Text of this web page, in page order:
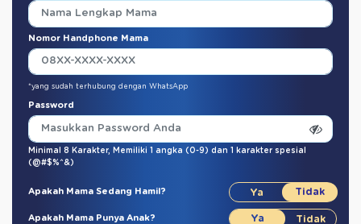
Nomor Handphone Mama
*yang sudah terhubung dengan WhatsApp
Password
Minimal 8 Karakter, Memiliki 1 angka (0-9) dan 1 karakter spesial
(@#$%^&)
Apakah Mama Sedang Hamil?
Apakah Mama Punya Anak?